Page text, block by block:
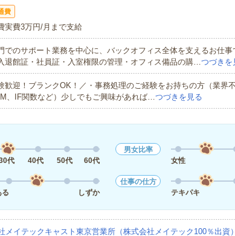
費
実費3万円/月まで支給
でのサポート業務を中心に、バックオフィス全体を支えるお仕
退館証・社員証・入室権限の管理・オフィス備品の購…つづきを
歓迎！ブランクOK！／・事務処理のご経験をお持ちの方（業界
、IF関数など）少しでもご興味があれば…つづきを見る
代 40代 50代 60代
男女比率
女性
る
しずか
仕事の仕方
テキパキ
メイテックキャスト東京営業所（株式会社メイテック100％出資）